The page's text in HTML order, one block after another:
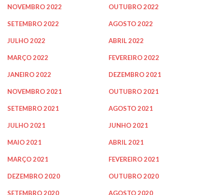
NOVEMBRO 2022 OUTUBRO 2022
SETEMBRO 2022 AGOSTO 2022
JULHO 2022 ABRIL 2022
MARÇO 2022 FEVEREIRO 2022
JANEIRO 2022 DEZEMBRO 2021
NOVEMBRO 2021 OUTUBRO 2021
SETEMBRO 2021 AGOSTO 2021
JULHO 2021 JUNHO 2021
MAIO 2021 ABRIL 2021
MARÇO 2021 FEVEREIRO 2021
DEZEMBRO 2020 OUTUBRO 2020
SETEMBRO 2020 AGOSTO 2020